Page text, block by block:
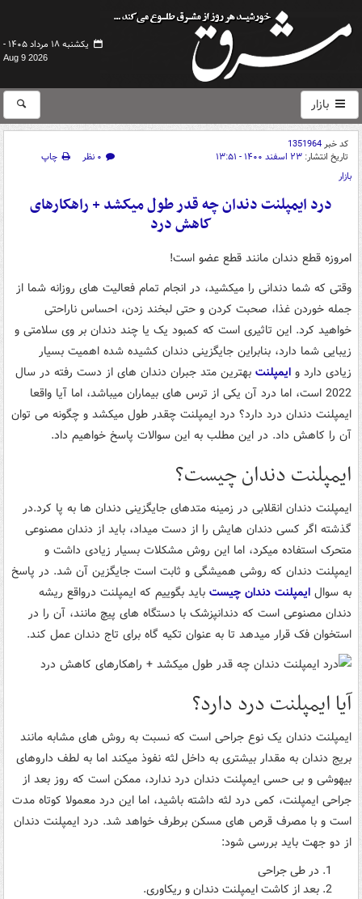
یکشنبه ۱۸ مرداد ۱۴۰۵ -
Aug 9 2026
بازار
کد خبر1351964
تاریخ انتشار: ۲۳ اسفند ۱۴۰۰ - ۱۳:۵۱ ۰ نظر
چاپ
بازار
درد ایمپلنت دندان چه قدر طول میکشد + راهکارهای
کاهش درد
امروزه قطع دندان مانند قطع عضو است!
وقتی که شما دندانی را میکشید، در انجام تمام فعالیت های روزانه شما از
جمله خوردن غذا، صحبت کردن و حتی لبخند زدن، احساس ناراحتی
خواهید کرد. این تاثیری است که کمبود یک یا چند دندان بر وی سلامتی و
زیبایی شما دارد، بنابراین جایگزینی دندان کشیده شده اهمیت بسیار
زیادی دارد و ایمپلنت بهترین متد جبران دندان های از دست رفته در سال
2022 است، اما درد آن یکی از ترس های بیماران میباشد، اما آیا واقعا
ایمپلنت دندان درد دارد؟ درد ایمپلنت چقدر طول میکشد و چگونه می توان
آن را کاهش داد. در این مطلب به این سوالات پاسخ خواهیم داد.
ایمپلنت دندان چیست؟
ایمپلنت دندان انقلابی در زمینه متدهای جایگزینی دندان ها به پا کرد.در
گذشته اگر کسی دندان هایش را از دست میداد، باید از دندان مصنوعی
متحرک استفاده میکرد، اما این روش مشکلات بسیار زیادی داشت و
ایمپلنت دندان که روشی همیشگی و ثابت است جایگزین آن شد. در پاسخ
به سوال ایمپلنت دندان چیست باید بگوییم که ایمپلنت درواقع ریشه
دندان مصنوعی است که دندانپزشک با دستگاه های پیچ مانند، آن را در
استخوان فک قرار میدهد تا به عنوان تکیه گاه برای تاج دندان عمل کند.
آیا ایمپلنت درد دارد؟
ایمپلنت دندان یک نوع جراحی است که نسبت به روش های مشابه مانند
بریج دندان به مقدار بیشتری به داخل لثه نفوذ میکند اما به لطف داروهای
بیهوشی و بی حسی ایمپلنت دندان درد ندارد، ممکن است که روز بعد از
جراحی ایمپلنت، کمی درد لثه داشته باشید، اما این درد معمولا کوتاه مدت
است و با مصرف قرص های مسکن برطرف خواهد شد. درد ایمپلنت دندان
از دو جهت باید بررسی شود:
در طی جراحی
بعد از کاشت ایمپلنت دندان و ریکاوری.